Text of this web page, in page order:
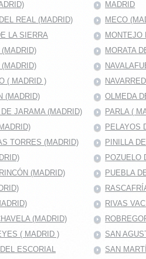
MADRID
REAL (MADRID)
MECO
LA SIERRA
MONTEJO
MORATA
(MADRID)
( MADRID )
(MADRID)
OLMEDA
JARAMA (MADRID)
PARLA (
PELAYOS
TORRES (MADRID)
PINILLA
POZUELO
(MADRID)
PUEBLA
RIVAS
(MADRID)
( MADRID )
SAN
ESCORIAL
SAN